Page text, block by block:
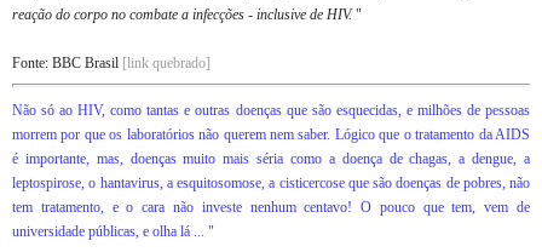
reação do corpo no combate a infecções - inclusive de HIV."
Fonte: BBC Brasil [link quebrado]
Não só ao HIV, como tantas e outras doenças que são esquecidas, e milhões de pessoas
morrem por que os laboratórios não querem nem saber. Lógico que o tratamento da AIDS
é importante, mas, doenças muito mais séria como a doença de chagas, a dengue, a
leptospirose, o hantavirus, a esquitosomose, a cisticercose que são doenças de pobres, não
tem tratamento, e o cara não investe nenhum centavo! O pouco que tem, vem de
universidade públicas, e olha lá ... "